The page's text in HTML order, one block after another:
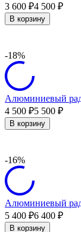
3 600 ₽4 500 ₽
В корзину
-18%
Алюминиевый
4 500 ₽5 500 ₽
В корзину
-16%
Алюминиевый
5 400 ₽6 400 ₽
В корзину